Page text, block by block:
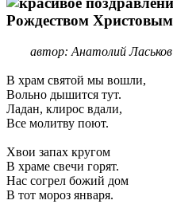
Рождеством
автор: Анатолий Ласьков
В храм святой мы вошли,
Вольно дышится тут.
Ладан, клирос вдали,
Все молитву поют.
Хвои запах кругом
В храме свечи горят.
Нас согрел божий дом
В тот мороз января.